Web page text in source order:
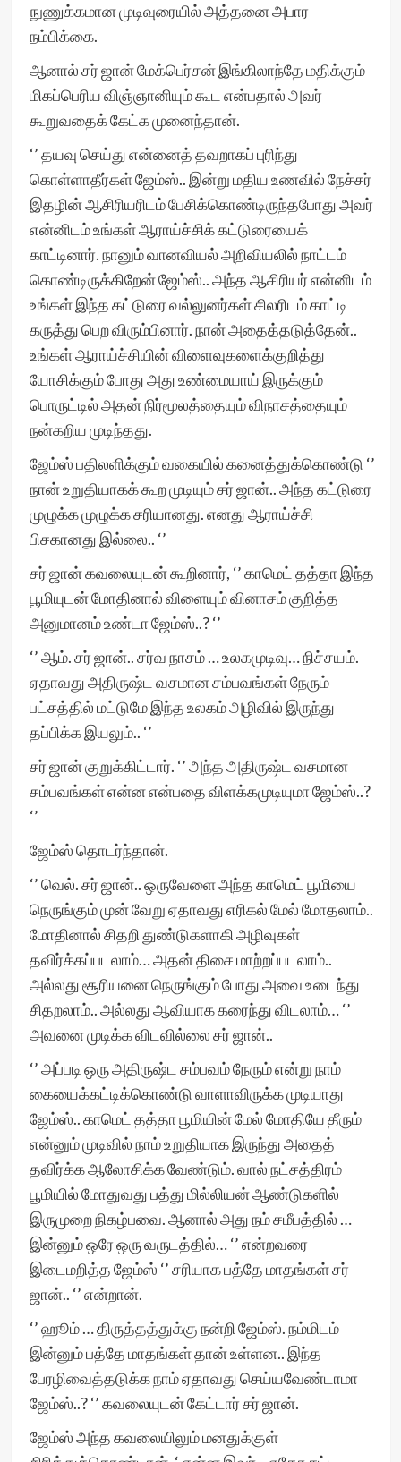
நுணுக்கமான முடிவுரையில் அத்தனை அபார
நம்பிக்கை.
ஆனால் சர் ஜான் மேக்பெர்சன் இங்கிலாந்தே மதிக்கும்
மிகப்பெரிய விஞ்ஞானியும் கூட என்பதால் அவர்
கூறுவதைக் கேட்க முனைந்தான்.
‘’ தயவு செய்து என்னைத் தவறாகப் புரிந்து
கொள்ளாதீர்கள் ஜேம்ஸ்.. இன்று மதிய உணவில் நேச்சர்
இதழின் ஆசிரியரிடம் பேசிக்கொண்டிருந்தபோது அவர்
என்னிடம் உங்கள் ஆராய்ச்சிக் கட்டுரையைக்
காட்டினார். நானும் வானவியல் அறிவியலில் நாட்டம்
கொண்டிருக்கிறேன் ஜேம்ஸ்.. அந்த ஆசிரியர் என்னிடம்
உங்கள் இந்த கட்டுரை வல்லுனர்கள் சிலரிடம் காட்டி
கருத்து பெற விரும்பினார். நான் அதைத்தடுத்தேன்..
உங்கள் ஆராய்ச்சியின் விளைவுகளைக்குறித்து
யோசிக்கும் போது அது உண்மையாய் இருக்கும்
பொருட்டில் அதன் நிர்மூலத்தையும் விநாசத்தையும்
நன்கறிய முடிந்தது.
ஜேம்ஸ் பதிலளிக்கும் வகையில் கனைத்துக்கொண்டு ‘’
நான் உறுதியாகக் கூற முடியும் சர் ஜான்.. அந்த கட்டுரை
முழுக்க முழுக்க சரியானது. எனது ஆராய்ச்சி
பிசகானது இல்லை.. ‘’
சர் ஜான் கவலையுடன் கூறினார், ‘’ காமெட் தத்தா இந்த
பூமியுடன் மோதினால் விளையும் வினாசம் குறித்த
அனுமானம் உண்டா ஜேம்ஸ்..? ‘’
‘’ ஆம். சர் ஜான்.. சர்வ நாசம் … உலகமுடிவு… நிச்சயம்.
ஏதாவது அதிருஷ்ட வசமான சம்பவங்கள் நேரும்
பட்சத்தில் மட்டுமே இந்த உலகம் அழிவில் இருந்து
தப்பிக்க இயலும்.. ‘’
சர் ஜான் குறுக்கிட்டார். ‘’ அந்த அதிருஷ்ட வசமான
சம்பவங்கள் என்ன என்பதை விளக்கமுடியுமா ஜேம்ஸ்..?
‘’
ஜேம்ஸ் தொடர்ந்தான்.
‘’ வெல். சர் ஜான்.. ஒருவேளை அந்த காமெட் பூமியை
நெருங்கும் முன் வேறு ஏதாவது எரிகல் மேல் மோதலாம்..
மோதினால் சிதறி துண்டுகளாகி அழிவுகள்
தவிர்க்கப்படலாம்… அதன் திசை மாற்றப்படலாம்..
அல்லது சூரியனை நெருங்கும் போது அவை உடைந்து
சிதறலாம்.. அல்லது ஆவியாக கரைந்து விடலாம்… ‘’
அவனை முடிக்க விடவில்லை சர் ஜான்..
‘’ அப்படி ஒரு அதிருஷ்ட சம்பவம் நேரும் என்று நாம்
கையைக்கட்டிக்கொண்டு வாளாவிருக்க முடியாது
ஜேம்ஸ்.. காமெட் தத்தா பூமியின் மேல் மோதியே தீரும்
என்னும் முடிவில் நாம் உறுதியாக இருந்து அதைத்
தவிர்க்க ஆலோசிக்க வேண்டும். வால் நட்சத்திரம்
பூமியில் மோதுவது பத்து மில்லியன் ஆண்டுகளில்
இருமுறை நிகழ்பவை. ஆனால் அது நம் சமீபத்தில் …
இன்னும் ஒரே ஒரு வருடத்தில்… ‘’ என்றவரை
இடைமறித்த ஜேம்ஸ் ‘’ சரியாக பத்தே மாதங்கள் சர்
ஜான்.. ‘’ என்றான்.
‘’ ஹூம் … திருத்தத்துக்கு நன்றி ஜேம்ஸ். நம்மிடம்
இன்னும் பத்தே மாதங்கள் தான் உள்ளன.. இந்த
பேரழிவைத்தடுக்க நாம் ஏதாவது செய்யவேண்டாமா
ஜேம்ஸ்..? ‘’ கவலையுடன் கேட்டார் சர் ஜான்.
ஜேம்ஸ் அந்த கவலையிலும் மனதுக்குள்